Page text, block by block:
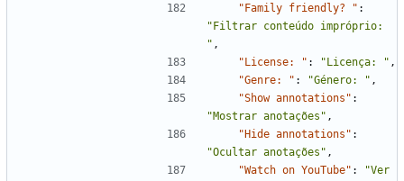
"Family friendly? " :
"Filtrar conteúdo impróprio:
" ,
"License: " : "Licença: " ,
"Genre: " : "Género: " ,
"Show annotations" :
"Mostrar anotações" ,
"Hide annotations" :
"Ocultar anotações" ,
"Watch on YouTube" :
"Ver